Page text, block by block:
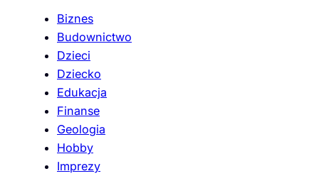
Biznes
Budownictwo
Dzieci
Dziecko
Edukacja
Finanse
Geologia
Hobby
Imprezy